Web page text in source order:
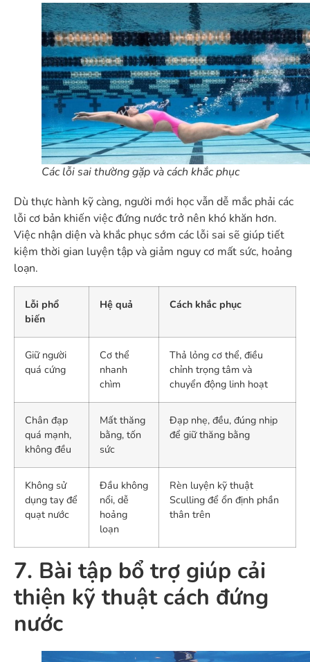
Các lỗi sai thường gặp và cách khắc phục
Dù thực hành kỹ càng, người mới học vẫn dễ mắc phải các
lỗi cơ bản khiến việc đứng nước trở nên khó khăn hơn.
Việc nhận diện và khắc phục sớm các lỗi sai sẽ giúp tiết
kiệm thời gian luyện tập và giảm nguy cơ mất sức, hoảng
loạn.
Lỗi phổ
biến
Hệ quả Cách khắc phục
Giữ người
quá cứng
Cơ thể
nhanh
chìm
Thả lỏng cơ thể, điều
chỉnh trọng tâm và
chuyển động linh hoạt
Chân đạp
quá mạnh,
không đều
Mất thăng
bằng, tốn
sức
Đạp nhẹ, đều, đúng nhịp
để giữ thăng bằng
Không sử
dụng tay để
quạt nước
Đầu không
nổi, dễ
hoảng
loạn
Rèn luyện kỹ thuật
Sculling để ổn định phần
thân trên
7. Bài tập bổ trợ giúp cải
thiện kỹ thuật cách đứng
nước